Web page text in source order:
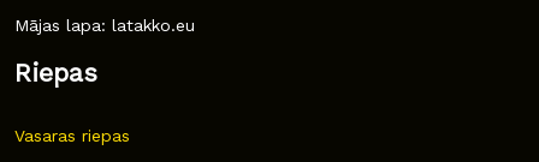
Mājas lapa: latakko.eu
Riepas
Vasaras riepas